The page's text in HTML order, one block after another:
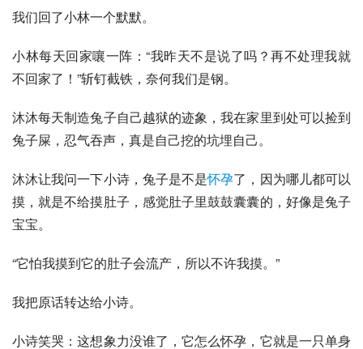
我们回了小林一个默默。
小林每天回家嚷一阵：“我昨天不是说了吗？再不处理我就
不回家了！”斩钉截铁，奈何我们是钢。
沐沐每天制造兔子自己越狱的迹象，我在家里到处可以捡到
兔子屎，忍气吞声，真是自己挖的坑埋自己。
沐沐让我问一下小诗，兔子是不是怀孕了，因为哪儿都可以
摸，就是不给摸肚子，感觉肚子里鼓鼓囊囊的，好像是兔子
宝宝。
“它怕我摸到它的肚子会流产，所以不许我摸。”
我把原话转达给小诗。
小诗笑哭：这想象力没谁了，它怎么怀孕，它就是一只单身